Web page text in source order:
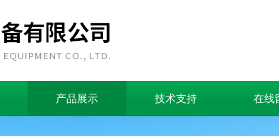
产品展示 技术支持 在线